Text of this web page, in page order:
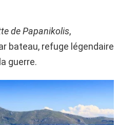
de Papanikolis,
bateau, refuge légendaire
guerre.